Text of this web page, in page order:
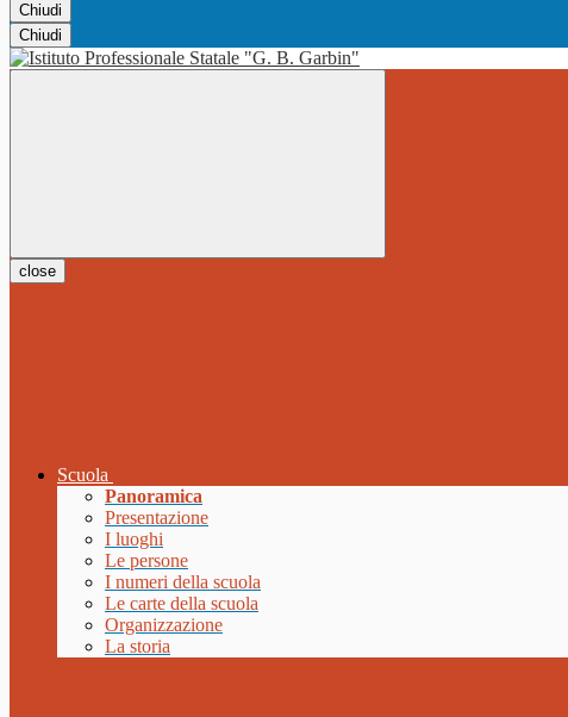
Chiudi
Chiudi
close
Scuola
Panoramica
Presentazione
I luoghi
Le persone
I numeri della scuola
Le carte della scuola
Organizzazione
La storia